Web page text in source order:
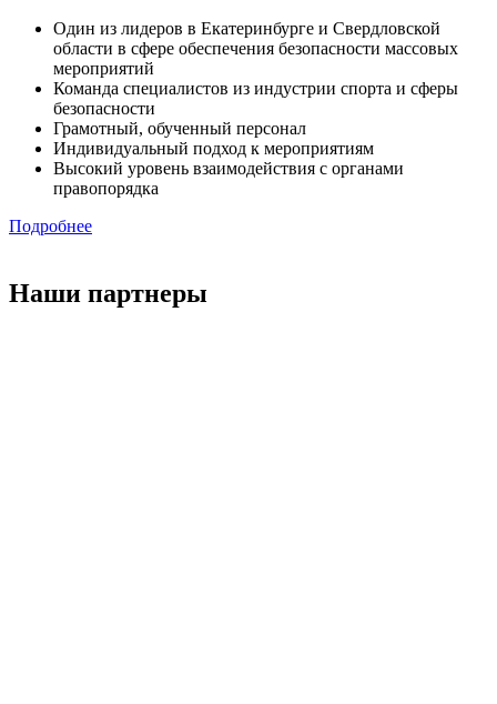
Один из лидеров в Екатеринбурге и Свердловской
области в сфере обеспечения безопасности массовых
мероприятий
Команда специалистов из индустрии спорта и сферы
безопасности
Грамотный, обученный персонал
Индивидуальный подход к мероприятиям
Высокий уровень взаимодействия с органами
правопорядка
Подробнее
Наши партнеры